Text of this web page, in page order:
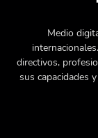
Medio
directivos,
sus capacidades